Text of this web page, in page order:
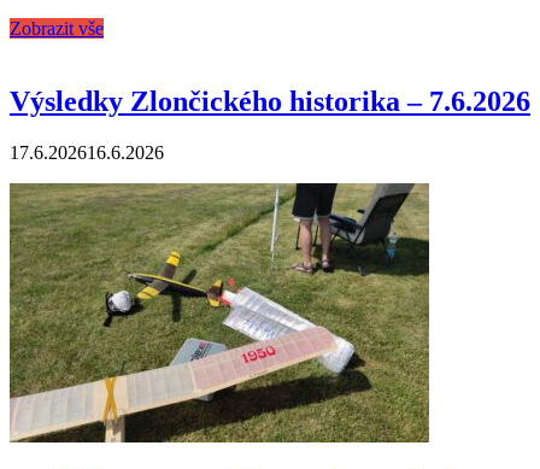
Zobrazit vše
Výsledky Zlončického historika – 7.6.2026
17.6.202616.6.2026